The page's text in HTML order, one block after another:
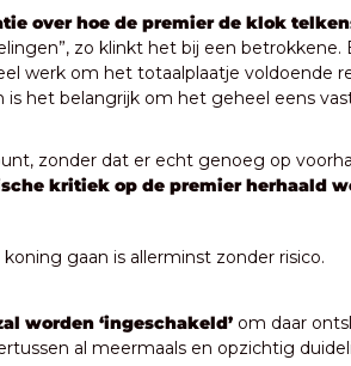
over hoe de premier de klok
zo klinkt het bij een betrokkene.
werk om het totaalplaatje voldoende
het belangrijk om het geheel eens
zonder dat er echt genoeg op
kritiek op de premier herhaald
gaan is allerminst zonder risico.
worden ‘ingeschakeld’ om daar
al meermaals en opzichtig